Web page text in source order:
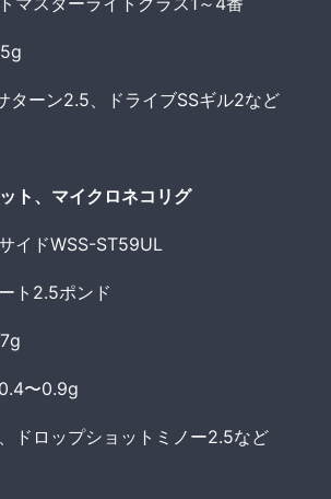
ターン2.5、ドライブSSギル2など
ト、マイクロネコリグ
イドWSS-ST59UL
ト2.5ポンド
〜0.9g
ドロップショットミノー2.5など